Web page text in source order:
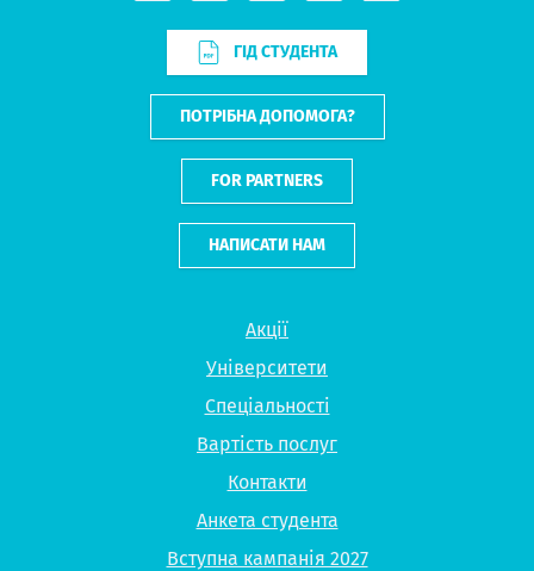
Акції
Університети
Спеціальності
Вартість послуг
Контакти
Анкета студента
Вступна кампанія 2027
ГІД СТУДЕНТА
ПОТРІБНА ДОПОМОГА?
FOR PARTNERS
НАПИСАТИ НАМ